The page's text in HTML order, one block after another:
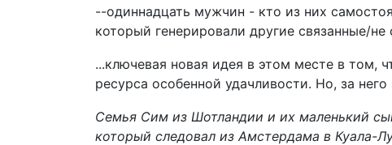
--одиннадцать мужчин - кто из них
который генерировали другие связанные/
...ключевая новая идея в этом месте в том,
ресурса особенной удачливости. Но, за
Семья Сим из Шотландии и их маленький
который следовал из Амстердама в Куала-